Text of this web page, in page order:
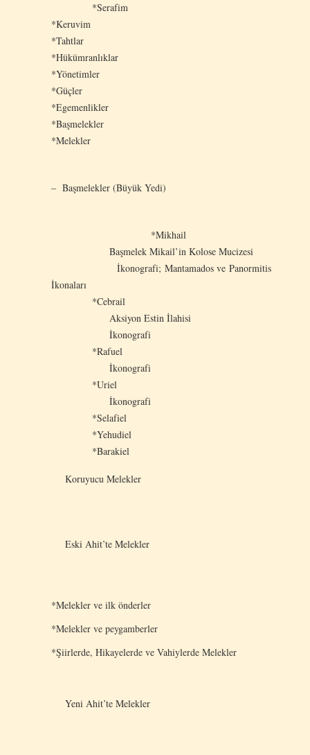
*Serafim
*Keruvim
*Tahtlar
*Hükümranlıklar
*Yönetimler
*Güçler
*Egemenlikler
*Başmelekler
*Melekler
– Başmelekler (Büyük Yedi)
*Mikhail
Başmelek Mikail’in Kolose Mucizesi
İkonografi; Mantamados ve Panormitis
İkonaları
*Cebrail
Aksiyon Estin İlahisi
İkonografi
*Rafuel
İkonografi
*Uriel
İkonografi
*Selafiel
*Yehudiel
*Barakiel
Koruyucu Melekler
Eski Ahit’te Melekler
*Melekler ve ilk önderler
*Melekler ve peygamberler
*Şiirlerde, Hikayelerde ve Vahiylerde Melekler
Yeni Ahit’te Melekler